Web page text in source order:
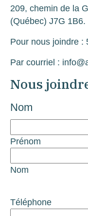
209, chemin de la
(Québec) J7G 1B6.
Pour nous joindre :
Par courriel :
Nous
Nom
Prénom
Nom
Téléphone